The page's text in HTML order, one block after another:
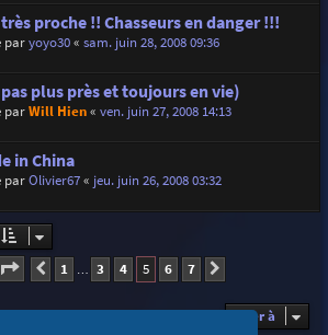
proche !! Chasseurs en danger !!!
paryoyo30« sam. juin 28, 2008 09:36
plus près et toujours en vie)
parWill Hien« ven. juin 27, 2008 14:13
in China
parOlivier67« jeu. juin 26, 2008 03:32
Page 5sur
Précédente
1 3 4 5 6 7
Aller à